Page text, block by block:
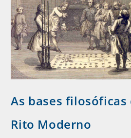
As bases filosóficas
Rito Moderno